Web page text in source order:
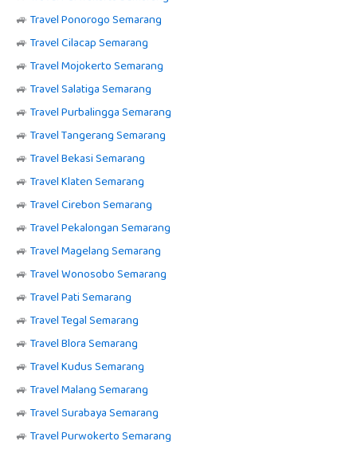
🚙 Travel Ponorogo Semarang
🚙 Travel Cilacap Semarang
🚙 Travel Mojokerto Semarang
🚙 Travel Salatiga Semarang
🚙 Travel Purbalingga Semarang
🚙 Travel Tangerang Semarang
🚙 Travel Bekasi Semarang
🚙 Travel Klaten Semarang
🚙 Travel Cirebon Semarang
🚙 Travel Pekalongan Semarang
🚙 Travel Magelang Semarang
🚙 Travel Wonosobo Semarang
🚙 Travel Pati Semarang
🚙 Travel Tegal Semarang
🚙 Travel Blora Semarang
🚙 Travel Kudus Semarang
🚙 Travel Malang Semarang
🚙 Travel Surabaya Semarang
🚙 Travel Purwokerto Semarang